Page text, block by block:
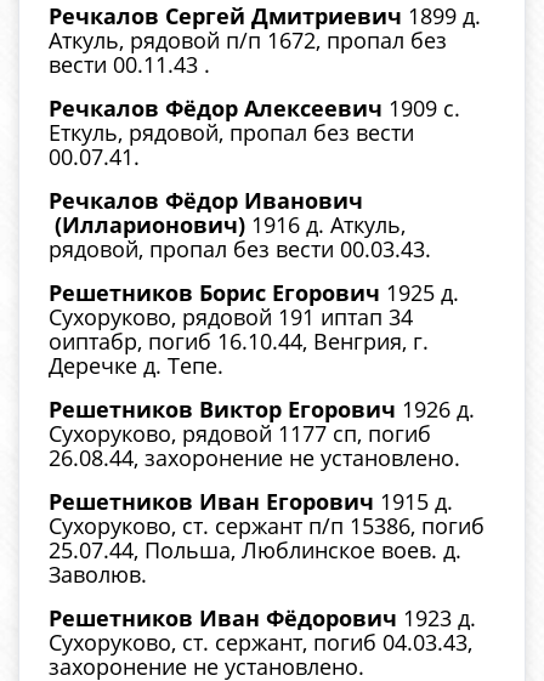
Речкалов Сергей Дмитриевич 1899 д.
Аткуль, рядовой п/п 1672, пропал без
вести 00.11.43 .
Речкалов Фёдор Алексеевич 1909 с.
Еткуль, рядовой, пропал без вести
00.07.41.
Речкалов Фёдор Иванович
(Илларионович) 1916 д. Аткуль,
рядовой, пропал без вести 00.03.43.
Решетников Борис Егорович 1925 д.
Сухоруково, рядовой 191 иптап 34
оиптабр, погиб 16.10.44, Венгрия, г.
Деречке д. Тепе.
Решетников Виктор Егорович 1926 д.
Сухоруково, рядовой 1177 сп, погиб
26.08.44, захоронение не установлено.
Решетников Иван Егорович 1915 д.
Сухоруково, ст. сержант п/п 15386, погиб
25.07.44, Польша, Люблинское воев. д.
Заволюв.
Решетников Иван Фёдорович 1923 д.
Сухоруково, ст. сержант, погиб 04.03.43,
захоронение не установлено.